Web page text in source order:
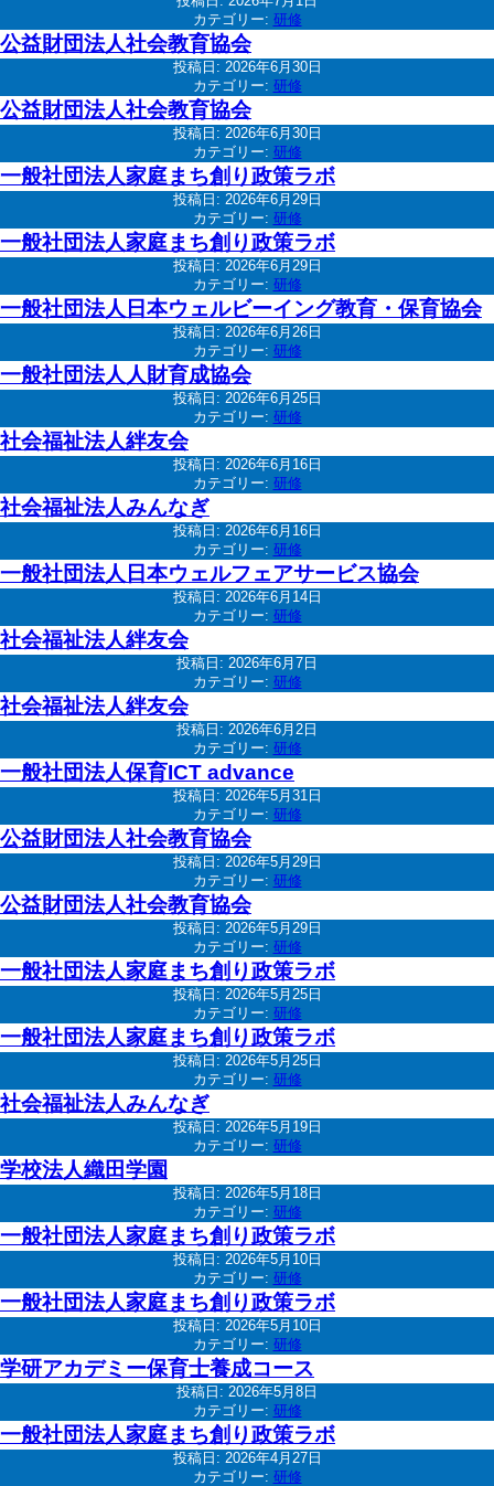
カテゴリー: 研修
公益財団法人社会教育協会
投稿日: 2026年6月30日
カテゴリー: 研修
公益財団法人社会教育協会
投稿日: 2026年6月30日
カテゴリー: 研修
一般社団法人家庭まち創り政策ラボ
投稿日: 2026年6月29日
カテゴリー: 研修
一般社団法人家庭まち創り政策ラボ
投稿日: 2026年6月29日
カテゴリー: 研修
一般社団法人日本ウェルビーイング教育・保育協会
投稿日: 2026年6月26日
カテゴリー: 研修
一般社団法人人財育成協会
投稿日: 2026年6月25日
カテゴリー: 研修
社会福祉法人絆友会
投稿日: 2026年6月16日
カテゴリー: 研修
社会福祉法人みんなぎ
投稿日: 2026年6月16日
カテゴリー: 研修
一般社団法人日本ウェルフェアサービス協会
投稿日: 2026年6月14日
カテゴリー: 研修
社会福祉法人絆友会
投稿日: 2026年6月7日
カテゴリー: 研修
社会福祉法人絆友会
投稿日: 2026年6月2日
カテゴリー: 研修
一般社団法人保育ICT advance
投稿日: 2026年5月31日
カテゴリー: 研修
公益財団法人社会教育協会
投稿日: 2026年5月29日
カテゴリー: 研修
公益財団法人社会教育協会
投稿日: 2026年5月29日
カテゴリー: 研修
一般社団法人家庭まち創り政策ラボ
投稿日: 2026年5月25日
カテゴリー: 研修
一般社団法人家庭まち創り政策ラボ
投稿日: 2026年5月25日
カテゴリー: 研修
社会福祉法人みんなぎ
投稿日: 2026年5月19日
カテゴリー: 研修
学校法人織田学園
投稿日: 2026年5月18日
カテゴリー: 研修
一般社団法人家庭まち創り政策ラボ
投稿日: 2026年5月10日
カテゴリー: 研修
一般社団法人家庭まち創り政策ラボ
投稿日: 2026年5月10日
カテゴリー: 研修
学研アカデミー保育士養成コース
投稿日: 2026年5月8日
カテゴリー: 研修
一般社団法人家庭まち創り政策ラボ
投稿日: 2026年4月27日
カテゴリー: 研修